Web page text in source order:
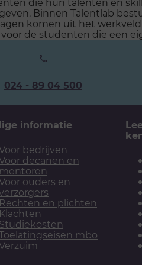
Binnen Talentlab
komen uit het
de studenten die een
Ons
024 - 89 04 500
informatie
bedrijven
decanen en
mentoren
ouders en
Rechten en plichten
Klachten
Studiekosten
mbo